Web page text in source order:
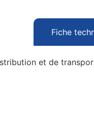
Fiche
et de